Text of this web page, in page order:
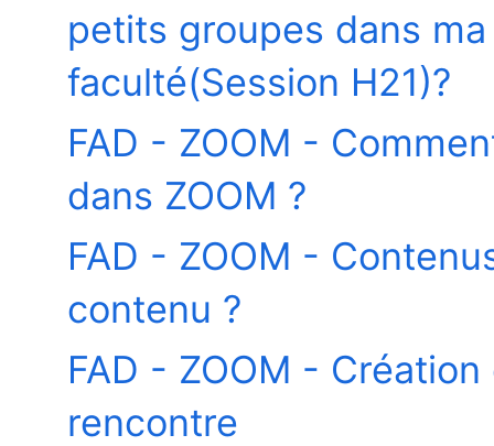
petits groupes dans
faculté(Session H21)?
FAD - ZOOM -
dans ZOOM ?
FAD - ZOOM -
contenu ?
FAD - ZOOM -
rencontre